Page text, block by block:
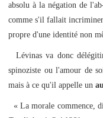
absolu à la négation de
comme s'il fallait
propre d'une identité non
Lévinas va donc
spinoziste ou l'amour de
mais à ce qu'il appelle un
« La morale commence,